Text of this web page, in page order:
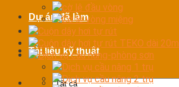
Dự án đã làm
Tài liệu kỹ thuật
cờ lê đầu vòng
Cờ lê vòng miệng
Cuộn dây hơi tự rút
Cuộn dây hơi tự rút TEKO dài 20m
Dịch vụ cầu nâng-phòng sơn
Dịch vụ cầu nâng 1 trụ
Dịch vụ cầu nâng 2 trụ